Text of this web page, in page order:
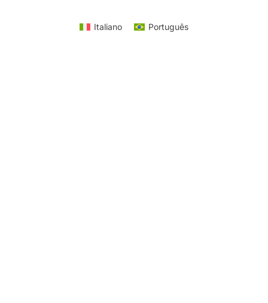
Italiano Português